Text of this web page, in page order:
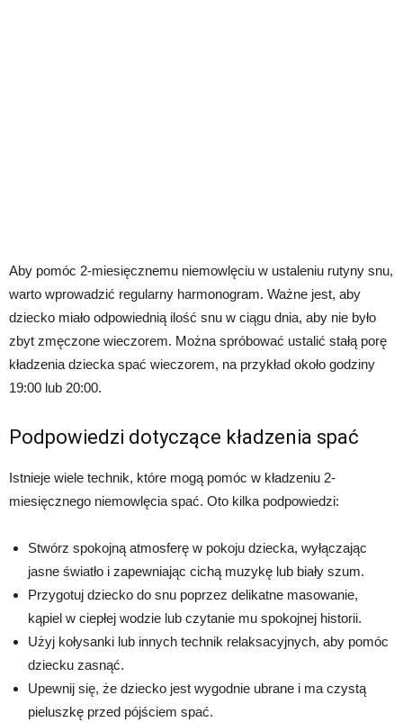
Aby pomóc 2-miesięcznemu niemowlęciu w ustaleniu rutyny snu,
warto wprowadzić regularny harmonogram. Ważne jest, aby
dziecko miało odpowiednią ilość snu w ciągu dnia, aby nie było
zbyt zmęczone wieczorem. Można spróbować ustalić stałą porę
kładzenia dziecka spać wieczorem, na przykład około godziny
19:00 lub 20:00.
Podpowiedzi dotyczące kładzenia spać
Istnieje wiele technik, które mogą pomóc w kładzeniu 2-
miesięcznego niemowlęcia spać. Oto kilka podpowiedzi:
Stwórz spokojną atmosferę w pokoju dziecka, wyłączając
jasne światło i zapewniając cichą muzykę lub biały szum.
Przygotuj dziecko do snu poprzez delikatne masowanie,
kąpiel w ciepłej wodzie lub czytanie mu spokojnej historii.
Użyj kołysanki lub innych technik relaksacyjnych, aby pomóc
dziecku zasnąć.
Upewnij się, że dziecko jest wygodnie ubrane i ma czystą
pieluszkę przed pójściem spać.